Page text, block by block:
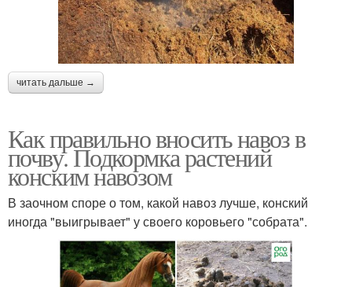
читать дальше →
Как правильно вносить навоз в
почву. Подкормка растений
конским навозом
В заочном споре о том, какой навоз лучше, конский
иногда "выигрывает" у своего коровьего "собрата".